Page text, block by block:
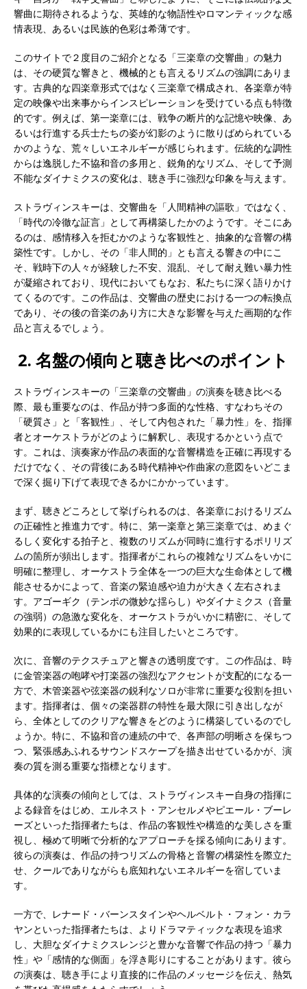
響曲に期待されるような、英雄的な物語性やロマンティックな感
情表現、あるいは民族的色彩は希薄です。
このサイトで２度目のご紹介となる「三楽章の交響曲」の魅力
は、その硬質な響きと、機械的とも言えるリズムの強調にありま
す。古典的な四楽章形式ではなく三楽章で構成され、各楽章が特
定の映像や出来事からインスピレーションを受けている点も特徴
的です。例えば、第一楽章には、戦争の断片的な記憶や映像、あ
るいは行進する兵士たちの姿が幻影のように散りばめられている
かのような、荒々しいエネルギーが感じられます。伝統的な調性
からは逸脱した不協和音の多用と、鋭角的なリズム、そして予測
不能なダイナミクスの変化は、聴き手に強烈な印象を与えます。
ストラヴィンスキーは、交響曲を「人間精神の謳歌」ではなく、
「時代の冷徹な証言」として再構築したかのようです。そこにあ
るのは、感情移入を拒むかのような客観性と、抽象的な音響の構
築性です。しかし、その「非人間的」とも言える響きの中にこ
そ、戦時下の人々が経験した不安、混乱、そして耐え難い暴力性
が凝縮されており、現代においてもなお、私たちに深く語りかけ
てくるのです。この作品は、交響曲の歴史における一つの転換点
であり、その後の音楽のあり方に大きな影響を与えた画期的な作
品と言えるでしょう。
2. 名盤の傾向と聴き比べのポイント
ストラヴィンスキーの「三楽章の交響曲」の演奏を聴き比べる
際、最も重要なのは、作品が持つ多面的な性格、すなわちその
「硬質さ」と「客観性」、そして内包された「暴力性」を、指揮
者とオーケストラがどのように解釈し、表現するかという点で
す。これは、演奏家が作品の表面的な音響構造を正確に再現する
だけでなく、その背後にある時代精神や作曲家の意図をいどこま
で深く掘り下げて表現できるかにかかっています。
まず、聴きどころとして挙げられるのは、各楽章におけるリズム
の正確性と推進力です。特に、第一楽章と第三楽章では、めまぐ
るしく変化する拍子と、複数のリズムが同時に進行するポリリズ
ムの箇所が頻出します。指揮者がこれらの複雑なリズムをいかに
明確に整理し、オーケストラ全体を一つの巨大な生命体として機
能させるかによって、音楽の緊迫感や迫力が大きく左右されま
す。アゴーギク（テンポの微妙な揺らし）やダイナミクス（音量
の強弱）の急激な変化を、オーケストラがいかに精密に、そして
効果的に表現しているかにも注目したいところです。
次に、音響のテクスチュアと響きの透明度です。この作品は、時
に金管楽器の咆哮や打楽器の強烈なアクセントが支配的になる一
方で、木管楽器や弦楽器の鋭利なソロが非常に重要な役割を担い
ます。指揮者は、個々の楽器群の特性を最大限に引き出しなが
ら、全体としてのクリアな響きをどのように構築しているのでし
ょうか。特に、不協和音の連続の中で、各声部の明晰さを保ちつ
つ、緊張感あふれるサウンドスケープを描き出せているかが、演
奏の質を測る重要な指標となります。
具体的な演奏の傾向としては、ストラヴィンスキー自身の指揮に
よる録音をはじめ、エルネスト・アンセルメやピエール・ブーレ
ーズといった指揮者たちは、作品の客観性や構造的な美しさを重
視し、極めて明晰で分析的なアプローチを採る傾向にあります。
彼らの演奏は、作品の持つリズムの骨格と音響の構築性を際立た
せ、クールでありながらも底知れないエネルギーを宿していま
す。
一方で、レナード・バーンスタインやヘルベルト・フォン・カラ
ヤンといった指揮者たちは、よりドラマティックな表現を追求
し、大胆なダイナミクスレンジと豊かな音響で作品の持つ「暴力
性」や「感情的な側面」を浮き彫りにすることがあります。彼ら
の演奏は、聴き手により直接的に作品のメッセージを伝え、熱気